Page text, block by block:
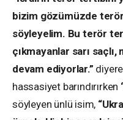
bizim gözümüzde
söyleyelim. Bu terör
çıkmayanlar sarı
devam ediyorlar.”
hassasiyet barındırırken
söyleyen ünlü isim,